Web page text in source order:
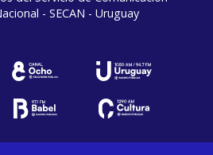
- SECAN - Uruguay